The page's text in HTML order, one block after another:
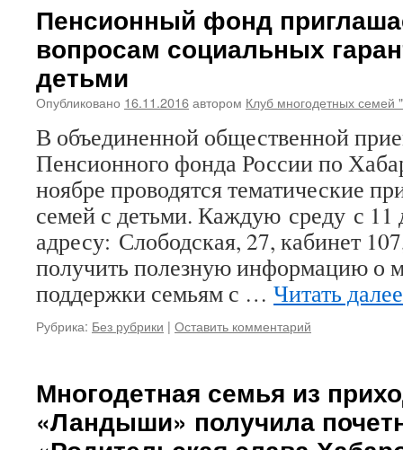
Пенсионный фонд
вопросам социальных
детьми
Опубликовано 16.11.2016автором Клуб многодетных
В объединенной общественной
Пенсионного фонда России по
ноябре проводятся тематические
семей с детьми. Каждую среду с 11
адресу: Слободская, 27, кабинет
получить полезную информацию о
поддержки семьям с … Читать
Рубрика: Без рубрики | Оставить комментарий
Многодетная семья из
«Ландыши» получила